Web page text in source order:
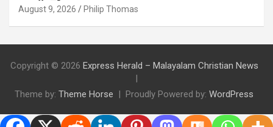
August 9, 2026 Philip Thomas
Copyright © 2026 Express Herald – Malayalam Christian News
Theme by: Theme Horse Proudly Powered by: WordPress